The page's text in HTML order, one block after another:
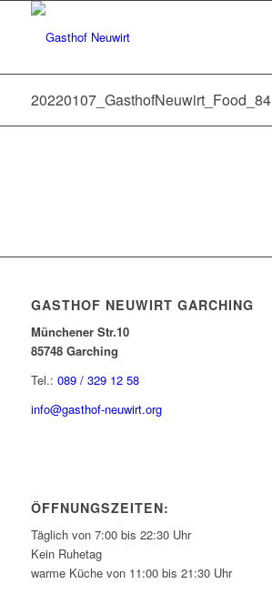
20220107_GasthofNeuwirt_Food_84
GASTHOF NEUWIRT GARCHING
Münchener Str.10
85748 Garching
Tel.: 089 / 329 12 58
info@gasthof-neuwirt.org
ÖFFNUNGSZEITEN:
Täglich von 7:00 bis 22:30 Uhr
Kein Ruhetag
warme Küche von 11:00 bis 21:30 Uhr